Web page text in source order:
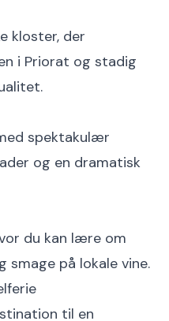
kloster, der
i Priorat og stadig
spektakulær
og en dramatisk
du kan lære om
på lokale vine.
til en